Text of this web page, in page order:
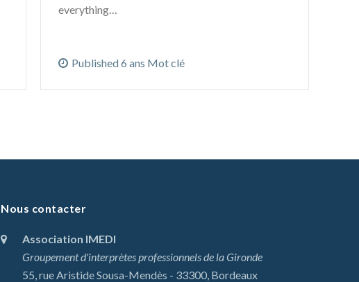
everything…
Published 6 ans Mot clé
Nous contacter
Association IMEDI
Groupement d'interprètes professionnels de la Gironde
55, rue Aristide Sousa-Mendès - 33300, Bordeaux